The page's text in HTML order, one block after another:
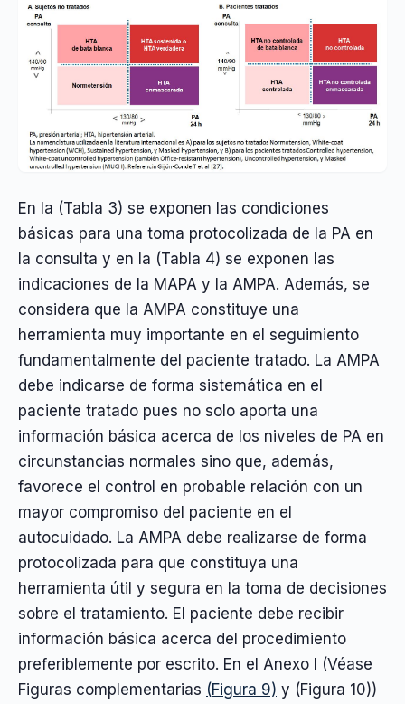
En la (Tabla 3) se exponen las condiciones
básicas para una toma protocolizada de la PA en
la consulta y en la (Tabla 4) se exponen las
indicaciones de la MAPA y la AMPA. Además, se
considera que la AMPA constituye una
herramienta muy importante en el seguimiento
fundamentalmente del paciente tratado. La AMPA
debe indicarse de forma sistemática en el
paciente tratado pues no solo aporta una
información básica acerca de los niveles de PA en
circunstancias normales sino que, además,
favorece el control en probable relación con un
mayor compromiso del paciente en el
autocuidado. La AMPA debe realizarse de forma
protocolizada para que constituya una
herramienta útil y segura en la toma de decisiones
sobre el tratamiento. El paciente debe recibir
información básica acerca del procedimiento
preferiblemente por escrito. En el Anexo I (Véase
Figuras complementarias (Figura 9) y (Figura 10))